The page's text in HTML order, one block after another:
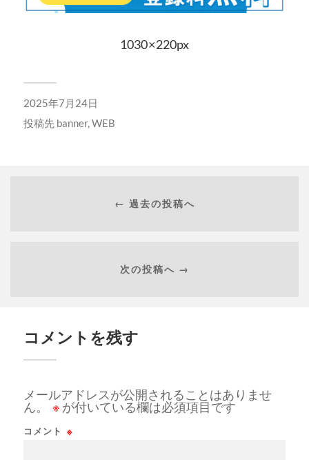
1030 × 220px
2025年7月24日
投稿先 banner,WEB
← 過去の投稿へ
次の投稿へ →
コメントを残す
メールアドレスが公開されることはありませ
ん。
※ が付いている欄は必須項目です
コメント ※